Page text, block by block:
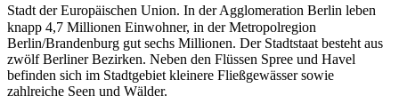
Stadt der Europäischen Union. In der Agglomeration Berlin leben
knapp 4,7 Millionen Einwohner, in der Metropolregion
Berlin/Brandenburg gut sechs Millionen. Der Stadtstaat besteht aus
zwölf Berliner Bezirken. Neben den Flüssen Spree und Havel
befinden sich im Stadtgebiet kleinere Fließgewässer sowie
zahlreiche Seen und Wälder.